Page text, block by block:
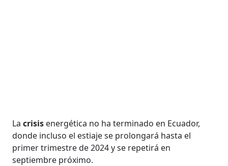
La crisis energética no ha terminado en Ecuador,
donde incluso el estiaje se prolongará hasta el
primer trimestre de 2024 y se repetirá en
septiembre próximo.